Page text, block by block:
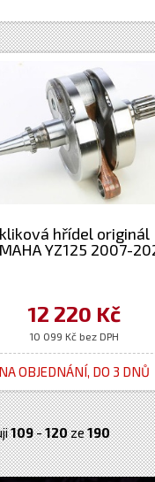
hřídel originál
YZ125 2007-
12 220 Kč
10 099 Kč bez DPH
OBJEDNÁNÍ, DO 3 DNŮ
109-120ze190